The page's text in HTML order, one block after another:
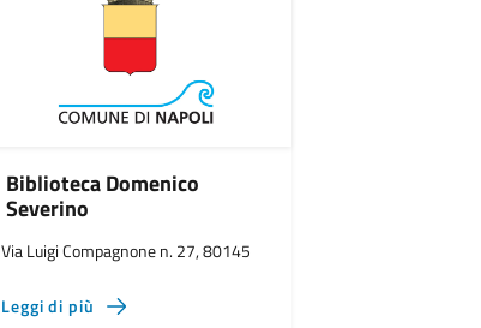
Biblioteca Domenico
Severino
Via Luigi Compagnone n. 27, 80145
Leggi di più